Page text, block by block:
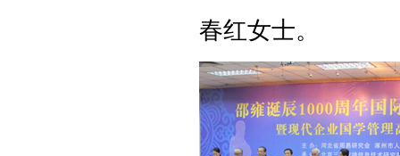
春红女士。